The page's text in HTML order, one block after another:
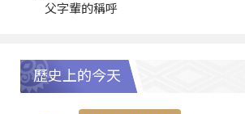
父字輩的稱呼
歷史上的今天